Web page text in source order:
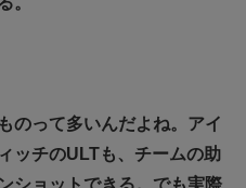
のって多いんだよね。アイ
ッチのULTも、チームの助
ショットできる。でも実際